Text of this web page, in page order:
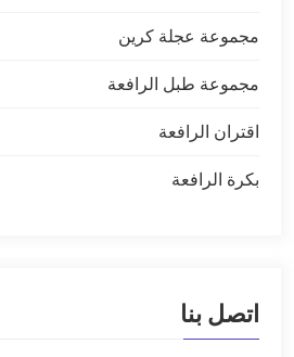
مجموعة عجلة كرين
مجموعة طبل الرافعة
اقتران الرافعة
بكرة الرافعة
اتصل بنا